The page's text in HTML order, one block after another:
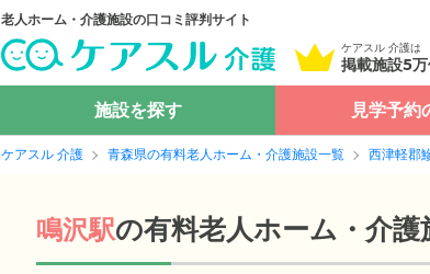
老人ホーム・介護施設の口コミ評判サイト
ケアスル 介護は
掲載施設5
施設を探す 見学予約
ケアスル 介護 青森県の有料老人ホーム・介護施設一覧 西津軽郡
鳴沢駅の有料老人ホーム・介護